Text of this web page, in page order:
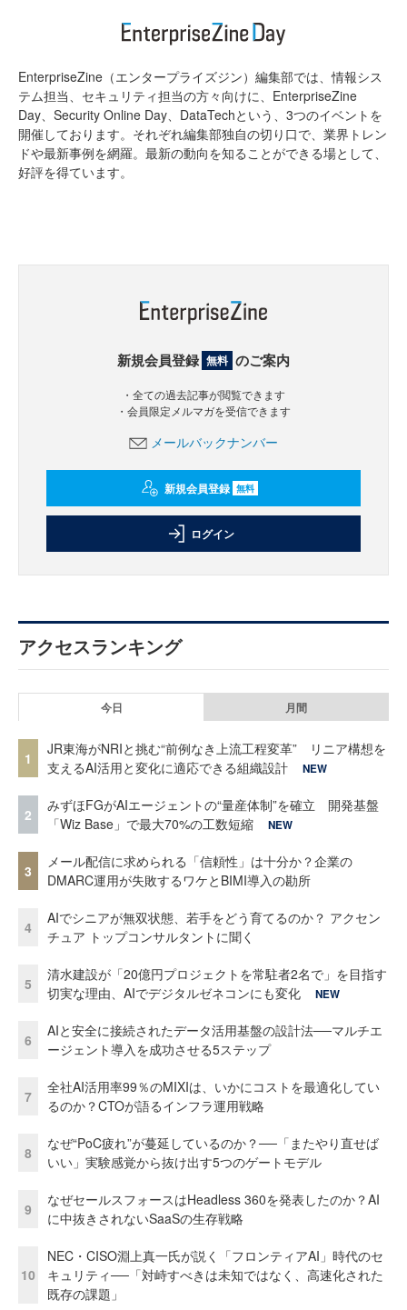
EnterpriseZine（エンタープライズジン）編集部では、情報シス
テム担当、セキュリティ担当の方々向けに、EnterpriseZine
Day、Security Online Day、DataTechという、3つのイベントを
開催しております。それぞれ編集部独自の切り口で、業界トレン
ドや最新事例を網羅。最新の動向を知ることができる場として、
好評を得ています。
新規会員登録 無料 のご案内
・全ての過去記事が閲覧できます
・会員限定メルマガを受信できます
メールバックナンバー
新規会員登録 無料
ログイン
アクセスランキング
今日 月間
1
JR東海がNRIと挑む“前例なき上流工程変革” リニア構想を
支えるAI活用と変化に適応できる組織設計
NEW
2
みずほFGがAIエージェントの“量産体制”を確立 開発基盤
「Wiz Base」で最大70%の工数短縮
NEW
3
メール配信に求められる「信頼性」は十分か？企業の
DMARC運用が失敗するワケとBIMI導入の勘所
4
AIでシニアが無双状態、若手をどう育てるのか？ アクセン
チュア トップコンサルタントに聞く
5
清水建設が「20億円プロジェクトを常駐者2名で」を目指す
切実な理由、AIでデジタルゼネコンにも変化
NEW
6
AIと安全に接続されたデータ活用基盤の設計法──マルチエ
ージェント導入を成功させる5ステップ
7
全社AI活用率99％のMIXIは、いかにコストを最適化してい
るのか？CTOが語るインフラ運用戦略
8
なぜ“PoC疲れ”が蔓延しているのか？──「またやり直せば
いい」実験感覚から抜け出す5つのゲートモデル
9
なぜセールスフォースはHeadless 360を発表したのか？AI
に中抜きされないSaaSの生存戦略
10
NEC・CISO淵上真一氏が説く「フロンティアAI」時代のセ
キュリティ──「対峙すべきは未知ではなく、高速化された
既存の課題」